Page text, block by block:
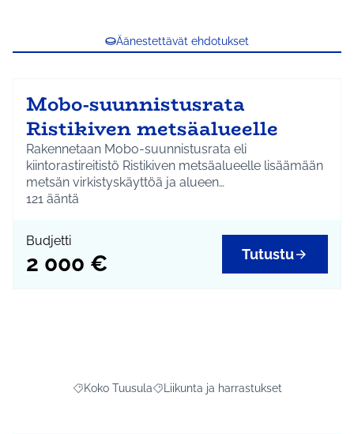
Äänestettävät ehdotukset
Mobo-suunnistusrata
Ristikiven metsäalueelle
Rakennetaan Mobo-suunnistusrata eli
kiintorastireitistö Ristikiven metsäalueelle lisäämään
metsän virkistyskäyttöä ja alueen
ulkoilumahdollisuuksia.
121 ääntä
Budjetti
2 000 € Tutustu
Rajaa tulokset aihepiirin mukaan: Koko Tuusula
Koko TuusulaRajaa tulokset teeman mukaan:
Liikunta ja harrastukset